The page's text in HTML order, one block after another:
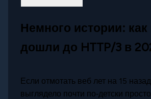
Немного истории:
дошли до HTTP/3 в
Если отмотать веб лет на 15
выглядело почти по‑детски